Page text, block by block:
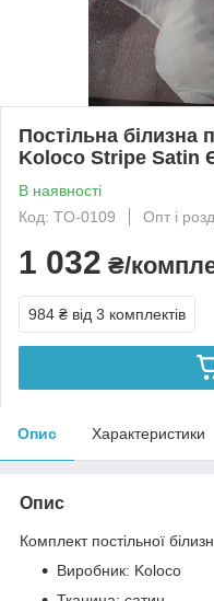
Постільна білизна
Koloco Stripe Satin
В наявності
Код: TO-0109
Опт і
1 032 ₴/
984 ₴ від 3 комплектів
Опис Характеристики
Опис
Комплект постільної
Виробник: Koloco